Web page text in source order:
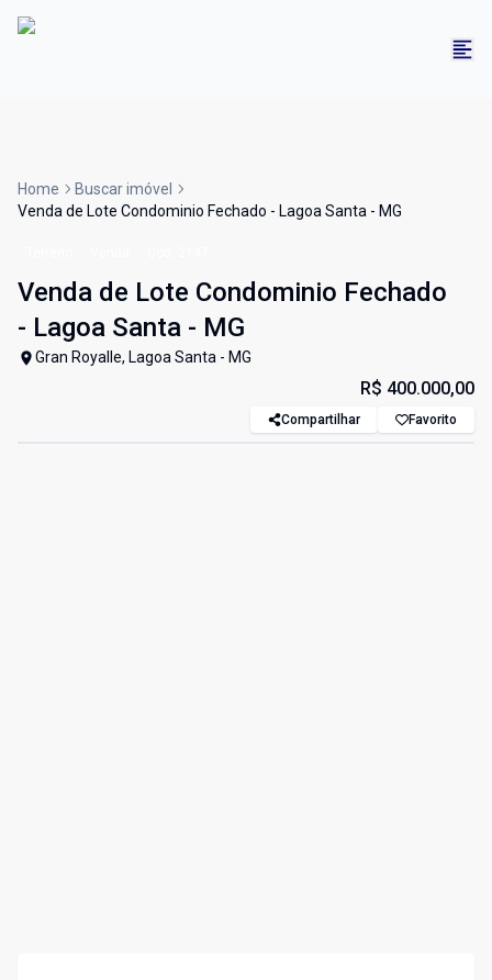
Home
Buscar imóvel
Venda de Lote Condominio Fechado - Lagoa Santa - MG
Venda de Lote Condominio Fechado
- Lagoa Santa - MG
Gran Royalle, Lagoa Santa - MG
R$ 400.000,00
Compartilhar Favorito